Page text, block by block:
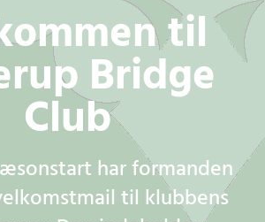
til
Bridge
Club
har formanden
til klubbens